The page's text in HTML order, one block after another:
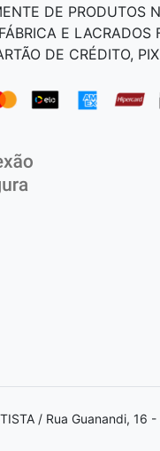
DE PRODUTOS
E LACRADOS
DE CRÉDITO,
/ Rua Guanandi,